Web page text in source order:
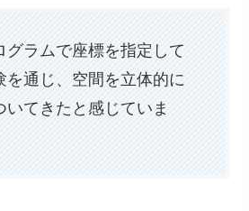
グラムで座標を指定して
を通じ、空間を立体的に
いてきたと感じていま